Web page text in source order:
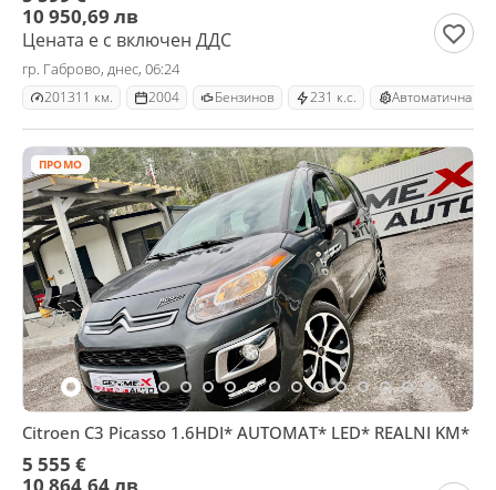
10 950,69 лв
Цената е с включен ДДС
гр. Габрово, днес, 06:24
201311 км. 2004 Бензинов 231 к.с. Автоматична
ПРОМО
Citroen C3 Picasso 1.6HDI* AUTOMAT* LED* REALNI KM*
5 555 €